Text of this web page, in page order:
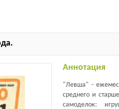
Аннотация
"Левша" -
среднего и
самоделок: